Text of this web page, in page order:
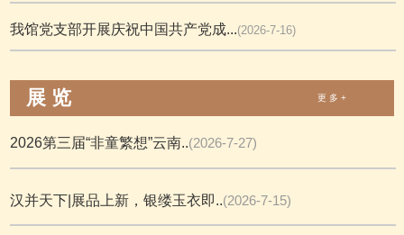
我馆党支部开展庆祝中国共产党成...(2026-7-16)
展 览 更 多 +
2026第三届“非童繁想”云南..(2026-7-27)
汉并天下|展品上新，银缕玉衣即..(2026-7-15)